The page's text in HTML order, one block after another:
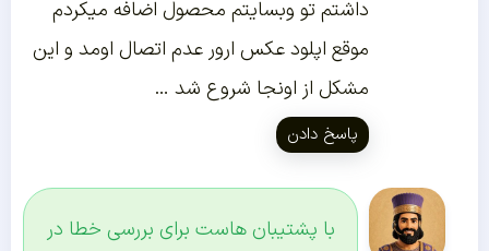
داشتم تو وبسایتم محصول اضافه میکردم
موقع اپلود عکس ارور عدم اتصال اومد و این
مشکل از اونجا شروع شد …
پاسخ دادن
با پشتیبان هاست برای بررسی خطا در